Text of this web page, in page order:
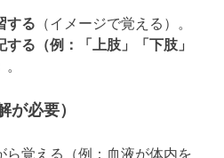
する （イメージで覚える）。
る（例：「上肢」「下肢」
。
必要）
ら覚える（例：血液が体内を